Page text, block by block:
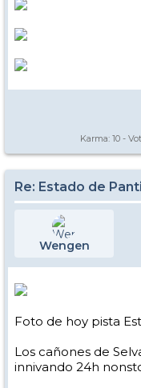
Karma: 10 -
Re: Estado de
Wengen
Foto de hoy pista
Los cañones de
innivando 24h